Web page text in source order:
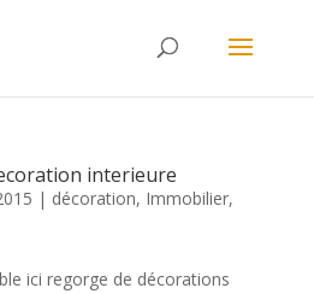
interieure
| décoration, Immobilier,
ici regorge de décorations